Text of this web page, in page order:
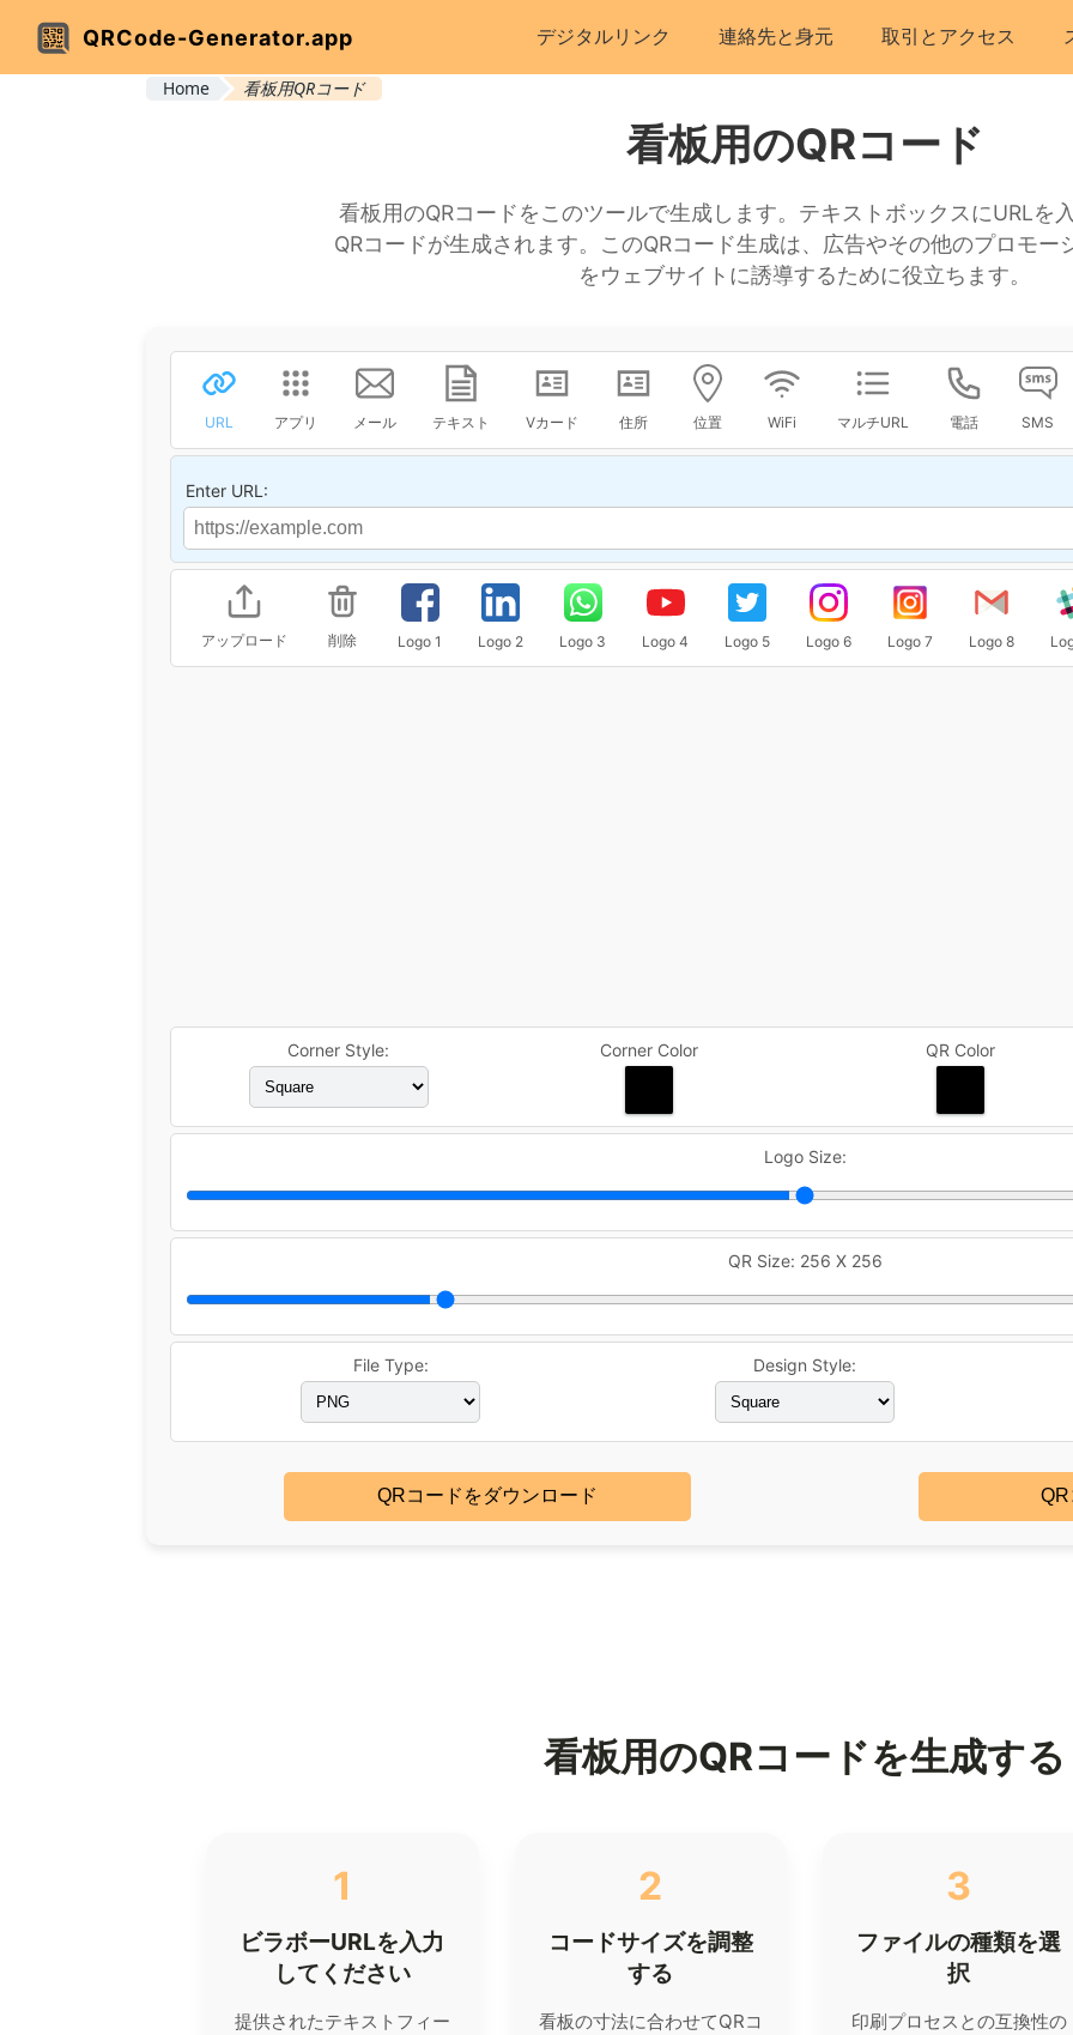
QRCode-Generator.app デジタルリンク 連絡先と身元 取引とアクセス
Home 看板用QRコード
看板用のQRコード
看板用のQRコードをこのツールで生成します。テキストボックスにURLを
QRコードが生成されます。このQRコード生成は、広告やその他のプロモー
をウェブサイトに誘導するために役立ちます。
URL アプリ メール テキスト Vカード 住所 位置 WiFi マルチURL 電話 SMS
Enter URL:
アップロード 削除 Logo 1 Logo 2 Logo 3 Logo 4 Logo 5 Logo 6 Logo 7 Logo 8
Corner Style: Corner Color QR Color
Logo Size:
QR Size: 256 X 256
File Type: Design Style:
QRコードをダウンロード QR
看板用のQRコードを生成する
1
ビラボーURLを入力
してください
提供されたテキストフィー
2
コードサイズを調整
する
看板の寸法に合わせてQRコ
3
ファイルの種類を選
択
印刷プロセスとの互換性の